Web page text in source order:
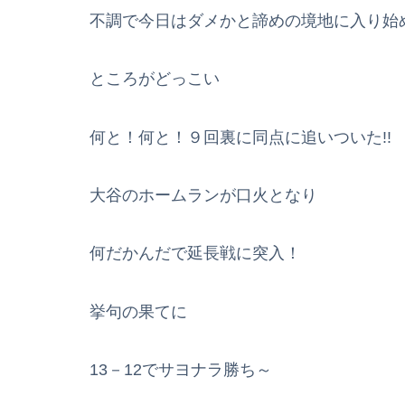
不調で今日はダメかと諦めの境地に入り
ところがどっこい
何と！何と！９回裏に同点に追いついた!!
大谷のホームランが口火となり
何だかんだで延長戦に突入！
挙句の果てに
13－12でサヨナラ勝ち～